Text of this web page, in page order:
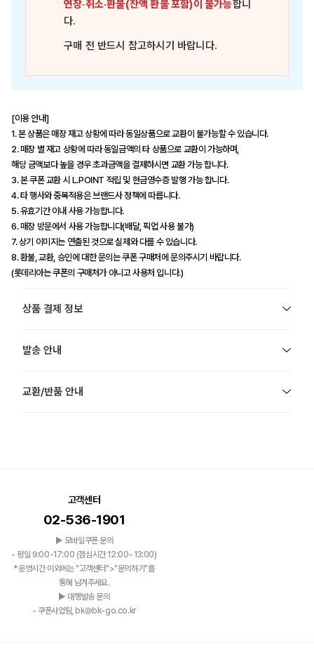
연장·취소·환불(잔액 환불 포함)이 불가능합니
다.
구매 전 반드시 참고하시기 바랍니다.
[이용 안내]
1. 본 상품은 매장 재고 상황에 따라 동일상품으로 교환이 불가능할 수 있습니다.
2. 매장 별 재고 상황에 따라 동일금액의 타 상품으로 교환이 가능하며,
해당 금액보다 높을 경우 초과금액을 결제하시면 교환 가능 합니다.
3. 본 쿠폰 교환 시 L.POINT 적립 및 현금영수증 발행 가능 합니다.
4. 타 행사와 중복적용은 브랜드사 정책에 따릅니다.
5. 유효기간 이내 사용 가능합니다.
6. 매장 방문에서 사용 가능합니다(배달, 픽업 사용 불가)
7. 상기 이미지는 연출된 것으로 실제와 다를 수 있습니다.
8. 환불, 교환, 승인에 대한 문의는 쿠폰 구매처에 문의주시기 바랍니다.
(롯데리아는 쿠폰의 구매처가 아니고 사용처 입니다.)
상품 결제 정보
발송 안내
교환/반품 안내
고객센터
02-536-1901
▶ 모바일쿠폰 문의
- 평일 9:00-17:00 (점심시간 12:00~13:00)
*운영시간 이외에는 "고객센터">"문의하기"를
통해 남겨주세요.
▶ 대행발송 문의
- 쿠폰사업팀, bk@bk-go.co.kr